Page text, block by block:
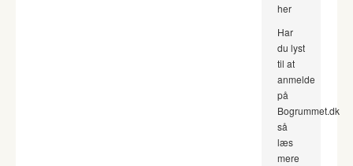
her
Har
du lyst
til at
anmelde
på
Bogrummet.dk
så
læs
mere